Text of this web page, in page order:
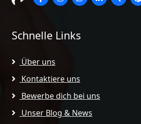
Schnelle Links
Über uns
Kontaktiere uns
Bewerbe dich bei uns
Unser Blog & News